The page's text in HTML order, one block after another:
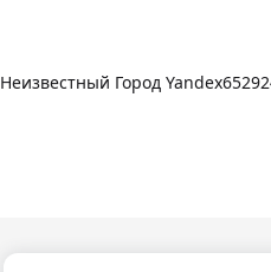
Неизвестный Город